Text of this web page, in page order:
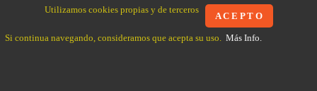
Utilizamos cookies propias y de terceros
A C E P T O
Si continua navegando, consideramos que acepta su uso. Más Info.